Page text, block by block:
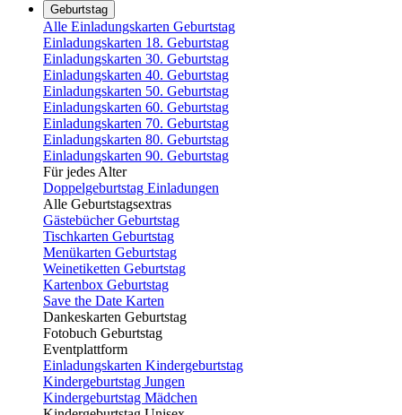
Geburtstag
Alle Einladungskarten Geburtstag
Einladungskarten 18. Geburtstag
Einladungskarten 30. Geburtstag
Einladungskarten 40. Geburtstag
Einladungskarten 50. Geburtstag
Einladungskarten 60. Geburtstag
Einladungskarten 70. Geburtstag
Einladungskarten 80. Geburtstag
Einladungskarten 90. Geburtstag
Für jedes Alter
Doppelgeburtstag Einladungen
Alle Geburtstagsextras
Gästebücher Geburtstag
Tischkarten Geburtstag
Menükarten Geburtstag
Weinetiketten Geburtstag
Kartenbox Geburtstag
Save the Date Karten
Dankeskarten Geburtstag
Fotobuch Geburtstag
Eventplattform
Einladungskarten Kindergeburtstag
Kindergeburtstag Jungen
Kindergeburtstag Mädchen